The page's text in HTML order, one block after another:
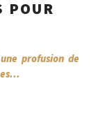
POUR
profusion de